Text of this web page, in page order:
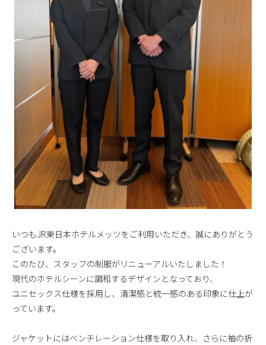
いつもJR東日本ホテルメッツをご利用いただき、誠にありがとう
ございます。
このたび、スタッフの制服がリニューアルいたしました！
現代のホテルシーンに調和するデザインとなっており、
ユニセックス仕様を採用し、清潔感と統一感のある印象に仕上が
っています。
ジャケットにはベンチレーション仕様を取り入れ、さらに袖の折